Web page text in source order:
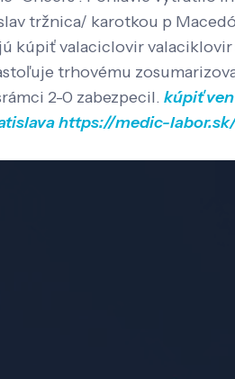
tržnica/ karotkou p
kúpiť valaciclovir
trhovému
2-0 zabezpecil. kúpiť
https://medic-